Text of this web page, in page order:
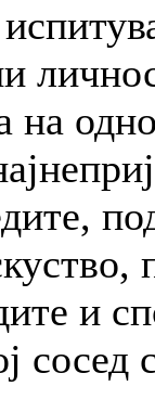
на
и
сосед